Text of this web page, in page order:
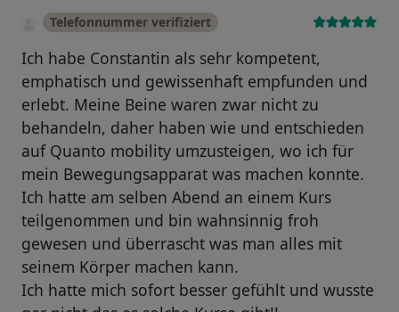
Telefonnummer verifiziert
Ich habe Constantin als sehr kompetent,
emphatisch und gewissenhaft empfunden und
erlebt. Meine Beine waren zwar nicht zu
behandeln, daher haben wie und entschieden
auf Quanto mobility umzusteigen, wo ich für
mein Bewegungsapparat was machen konnte.
Ich hatte am selben Abend an einem Kurs
teilgenommen und bin wahnsinnig froh
gewesen und überrascht was man alles mit
seinem Körper machen kann.
Ich hatte mich sofort besser gefühlt und wusste